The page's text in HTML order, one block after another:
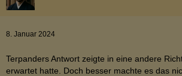
8. Januar 2024
Terpanders Antwort zeigte in eine andere
erwartet hatte. Doch besser machte es das